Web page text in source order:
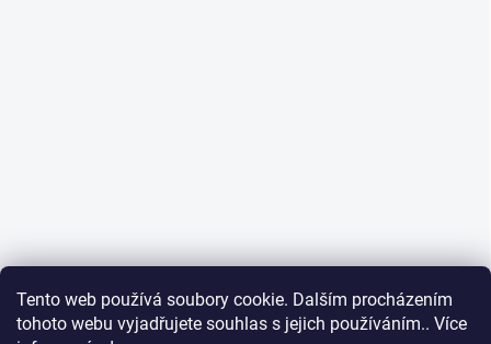
Tento web používá soubory cookie. Dalším procházením
tohoto webu vyjadřujete souhlas s jejich používáním.. Více